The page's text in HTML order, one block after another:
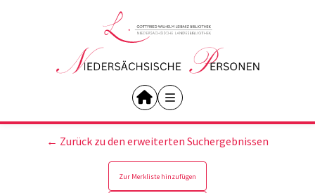
← Zurück zu den erweiterten Suchergebnissen
Zur Merkliste hinzufügen